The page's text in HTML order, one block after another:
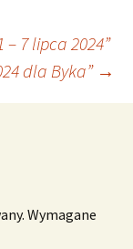
7 lipca 2024”
dla Byka” →
Wymagane